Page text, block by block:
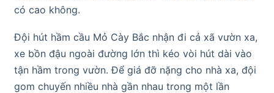
có cao không.
Đội hút hầm cầu Mỏ Cày Bắc nhận đi cả xã vườn xa,
xe bồn đậu ngoài đường lớn thì kéo vòi hút dài vào
tận hầm trong vườn. Để giá đỡ nặng cho nhà xa, đội
gom chuyến nhiều nhà gần nhau trong một lần